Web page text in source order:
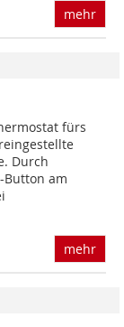
mehr
fürs
Durch
am
mehr